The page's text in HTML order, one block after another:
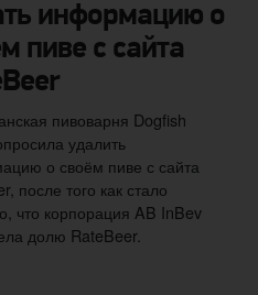
информацию о
пиве с сайта
пивоварня Dogfish
удалить
о своём пиве с сайта
после того как стало
что корпорация AB InBev
долю RateBeer.